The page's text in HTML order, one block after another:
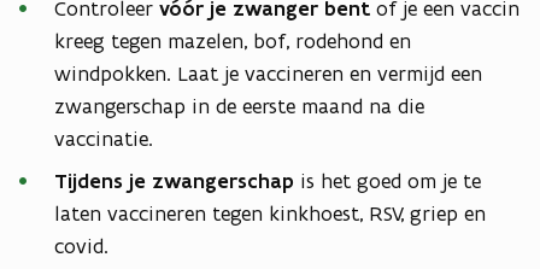
Controleer vóór je zwanger bent of je een vaccin
kreeg tegen mazelen, bof, rodehond en
windpokken. Laat je vaccineren en vermijd een
zwangerschap in de eerste maand na die
vaccinatie.
Tijdens je zwangerschap is het goed om je te
laten vaccineren tegen kinkhoest, RSV, griep en
covid.